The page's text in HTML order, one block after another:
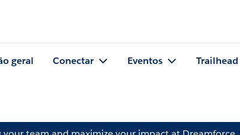
geral Conectar Eventos Trailhead